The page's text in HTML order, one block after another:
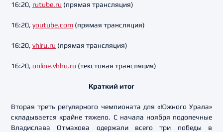
16:20, rutube.ru (прямая трансляция)
16:20, youtube.com (прямая трансляция)
16:20, vhlru.ru (прямая трансляция)
16:20, online.vhlru.ru (текстовая трансляция)
Краткий итог
Вторая треть регулярного чемпионата для «Южного Урала»
складывается крайне тяжело. С начала ноября подопечные
Владислава Отмахова одержали всего три победы в